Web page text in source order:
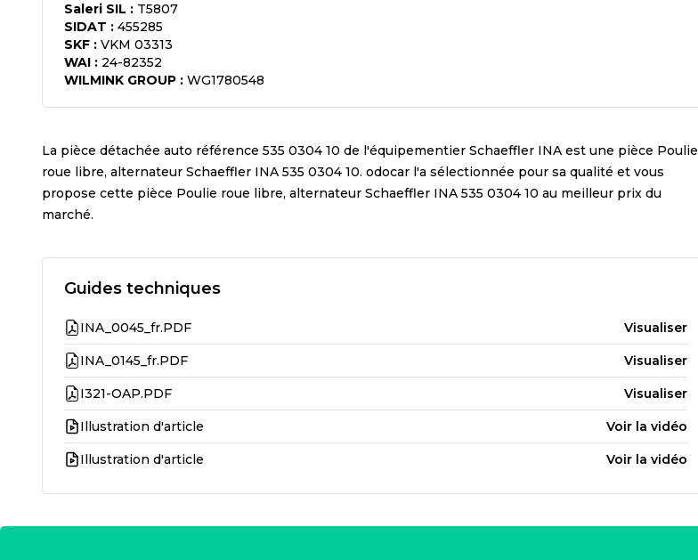
Saleri SIL : T5807
SIDAT : 455285
SKF : VKM 03313
WAI : 24-82352
WILMINK GROUP : WG1780548
La pièce détachée auto référence 535 0304 10 de l'équipementier Schaeffler INA est une pièce Poulie
roue libre, alternateur Schaeffler INA 535 0304 10. odocar l'a sélectionnée pour sa qualité et vous
propose cette pièce Poulie roue libre, alternateur Schaeffler INA 535 0304 10 au meilleur prix du
marché.
Guides techniques
INA_0045_fr.PDF Visualiser
INA_0145_fr.PDF Visualiser
I321-OAP.PDF Visualiser
Illustration d'article Voir la vidéo
Illustration d'article Voir la vidéo